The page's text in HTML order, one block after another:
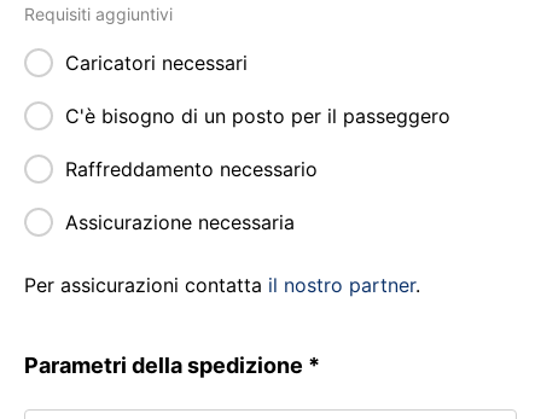
Requisiti aggiuntivi
Caricatori necessari
C'è bisogno di un posto per il passeggero
Raffreddamento necessario
Assicurazione necessaria
Per assicurazioni contatta il nostro partner.
Parametri della spedizione